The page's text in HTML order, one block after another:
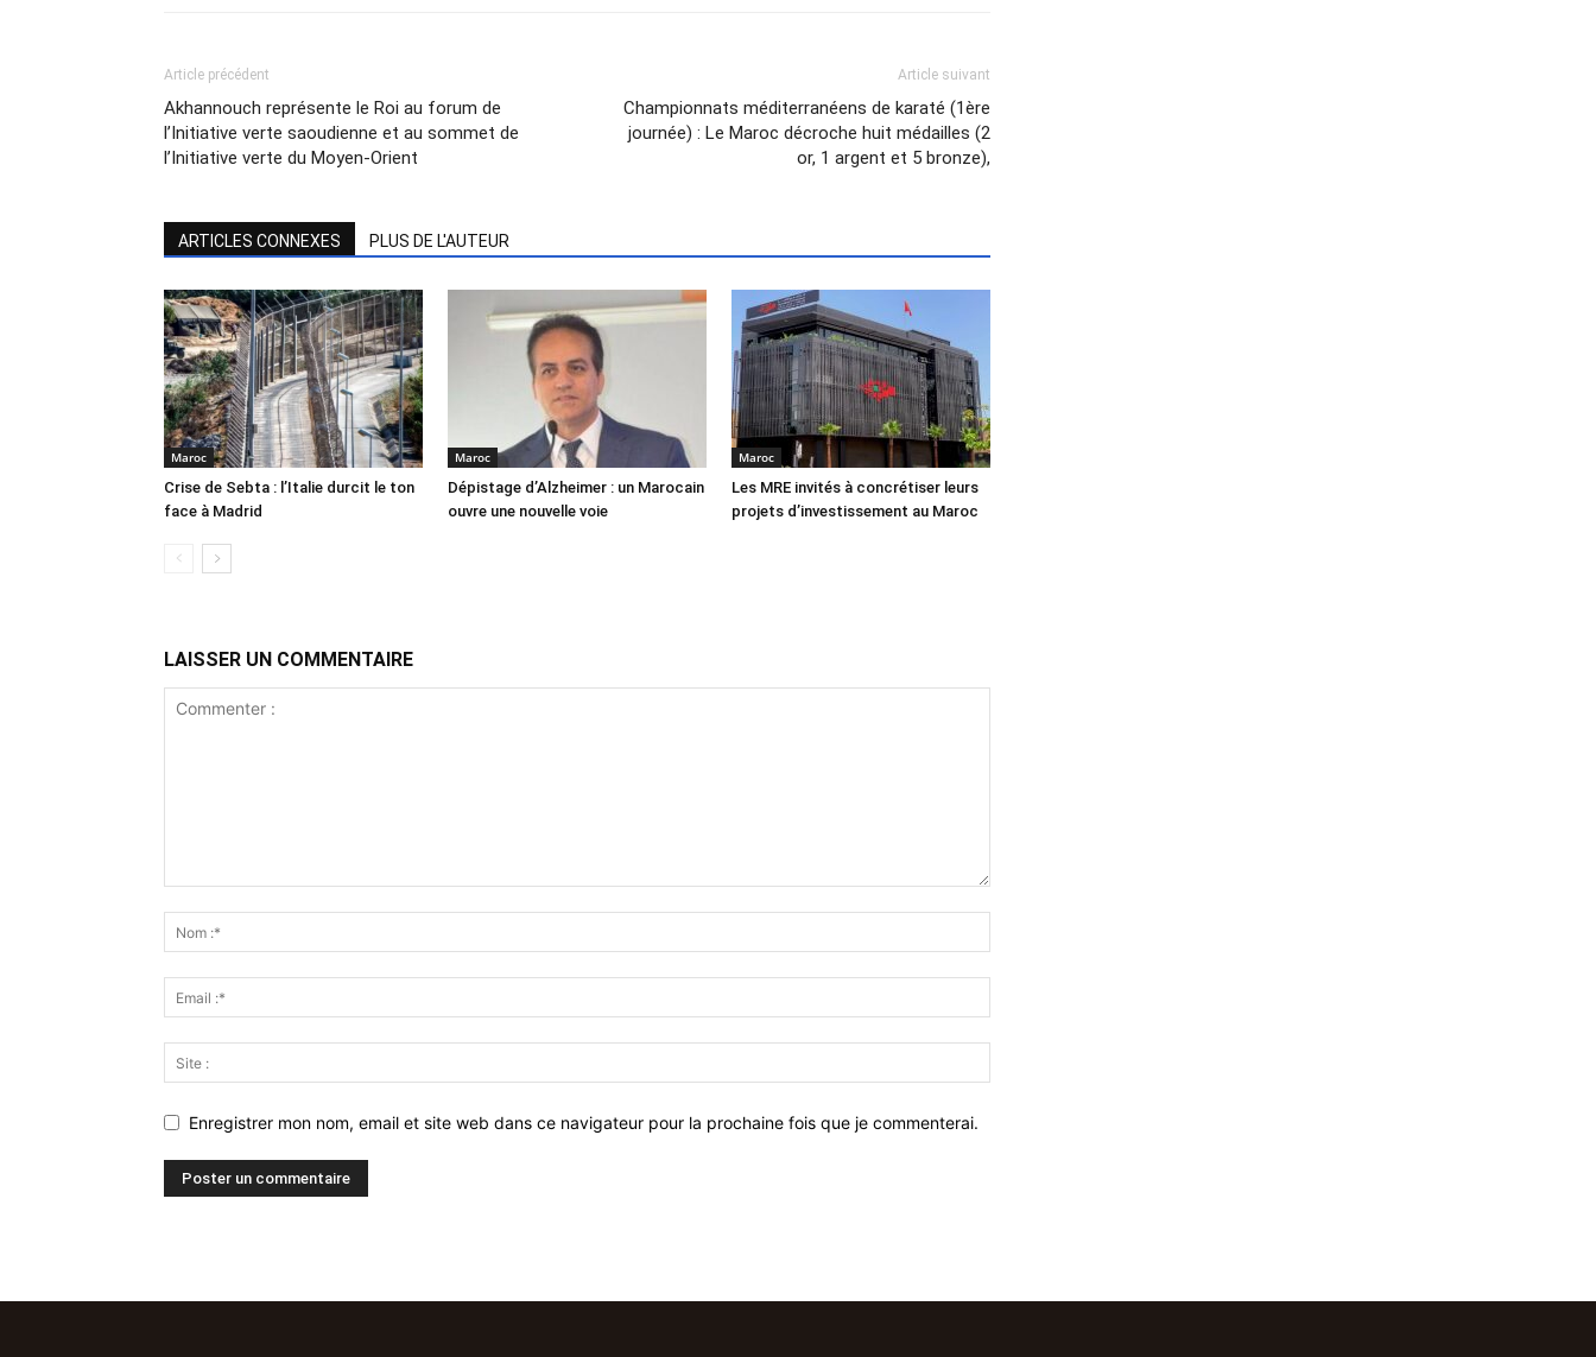
Article précédent
Akhannouch représente le Roi au forum de
l’Initiative verte saoudienne et au sommet de
l’Initiative verte du Moyen-Orient
Article suivant
Championnats méditerranéens de karaté (1ère
journée) : Le Maroc décroche huit médailles (2
or, 1 argent et 5 bronze),
ARTICLES CONNEXES PLUS DE L'AUTEUR
Maroc
Crise de Sebta : l’Italie durcit le ton
face à Madrid
Maroc
Dépistage d’Alzheimer : un Marocain
ouvre une nouvelle voie
Maroc
Les MRE invités à concrétiser leurs
projets d’investissement au Maroc
LAISSER UN COMMENTAIRE
Enregistrer mon nom, email et site web dans ce navigateur pour la prochaine fois que je commenterai.